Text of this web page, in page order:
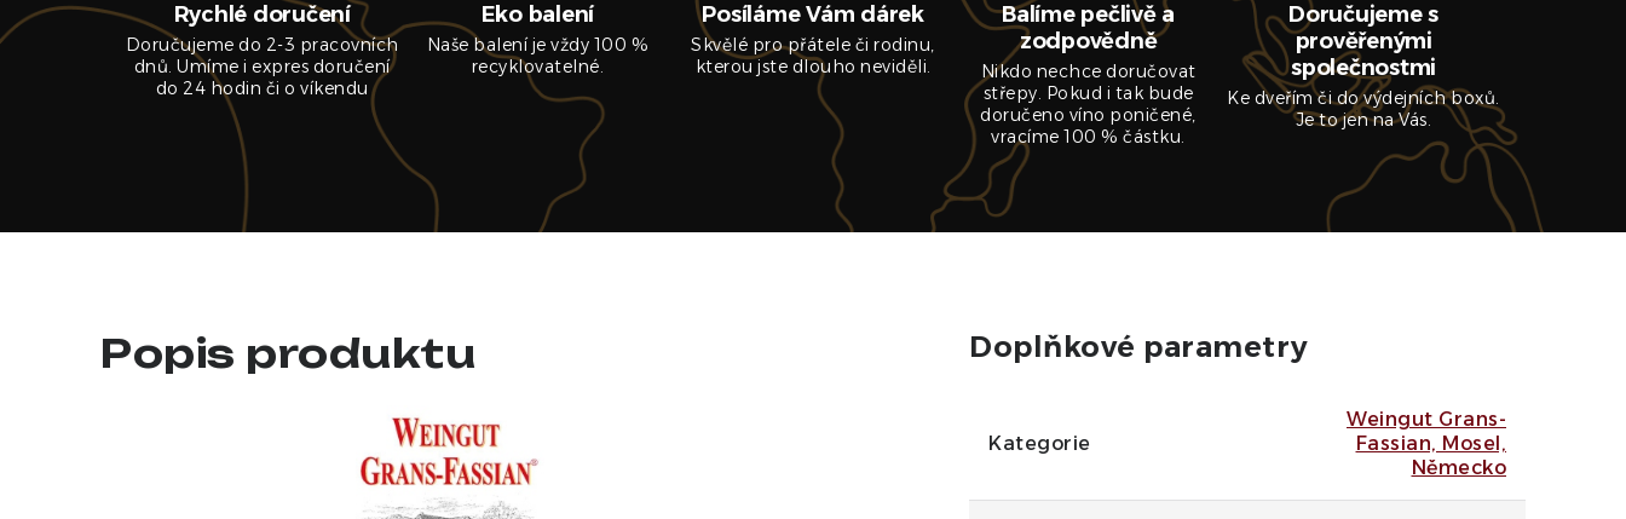
Rychlé doručení
Doručujeme do 2-3 pracovních
dnů. Umíme i expres doručení
do 24 hodin či o víkendu
Eko balení
Naše balení je vždy 100 %
recyklovatelné.
Posíláme Vám dárek
Skvělé pro přátele či rodinu,
kterou jste dlouho neviděli.
Balíme pečlivě a
zodpovědně
Nikdo nechce doručovat
střepy. Pokud i tak bude
doručeno víno poničené,
vracíme 100 % částku.
Doručujeme s
prověřenými
společnostmi
Ke dveřím či do výdejních boxů.
Je to jen na Vás.
Popis produktu Doplňkové parametry
Kategorie
Weingut Grans-
Fassian, Mosel,
Německo